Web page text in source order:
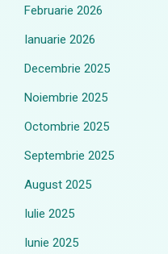
Februarie 2026
Ianuarie 2026
Decembrie 2025
Noiembrie 2025
Octombrie 2025
Septembrie 2025
August 2025
Iulie 2025
Iunie 2025